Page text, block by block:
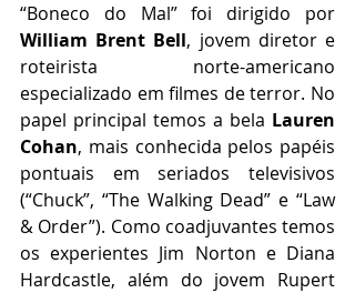
“Boneco do Mal” foi dirigido por
William Brent Bell, jovem diretor e
roteirista norte-americano
especializado em filmes de terror. No
papel principal temos a bela Lauren
Cohan, mais conhecida pelos papéis
pontuais em seriados televisivos
(“Chuck”, “The Walking Dead” e “Law
& Order”). Como coadjuvantes temos
os experientes Jim Norton e Diana
Hardcastle, além do jovem Rupert